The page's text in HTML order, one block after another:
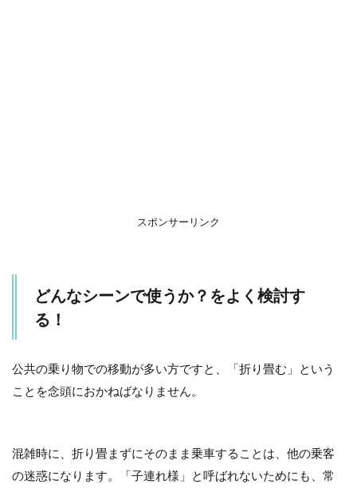
スポンサーリンク
どんなシーンで使うか？をよく検討す
る！
公共の乗り物での移動が多い方ですと、「折り畳む」という
ことを念頭におかねばなりません。
混雑時に、折り畳まずにそのまま乗車することは、他の乗客
の迷惑になります。「子連れ様」と呼ばれないためにも、常